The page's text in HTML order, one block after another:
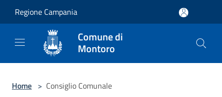
Regione Campania
Comune di
Montoro
Home > Consiglio Comunale